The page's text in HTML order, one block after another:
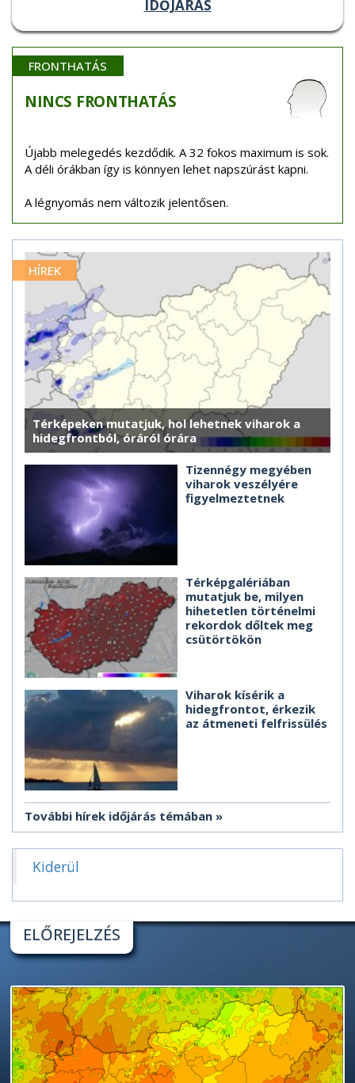
IDŐJÁRÁS
FRONTHATÁS
NINCS FRONTHATÁS
Újabb melegedés kezdődik. A 32 fokos maximum is sok.
A déli órákban így is könnyen lehet napszúrást kapni.
A légnyomás nem változik jelentősen.
HÍREK
Térképeken mutatjuk, hol lehetnek viharok a
hidegfrontból, óráról órára
Tizennégy megyében
viharok veszélyére
figyelmeztetnek
Térképgalériában
mutatjuk be, milyen
hihetetlen történelmi
rekordok dőltek meg
csütörtökön
Viharok kísérik a
hidegfrontot, érkezik
az átmeneti felfrissülés
További hírek időjárás témában
Kiderül
ELŐREJELZÉS